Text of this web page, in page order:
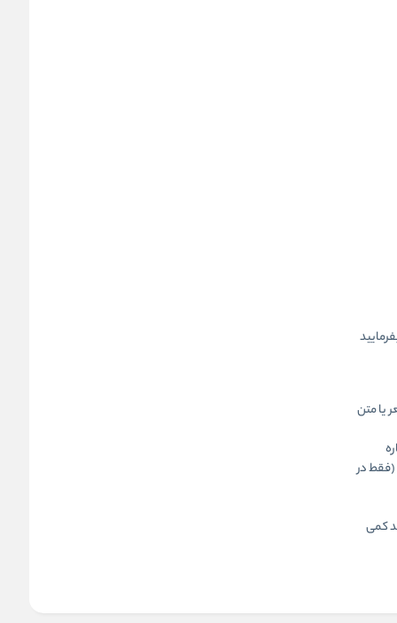
یا متن
(فقط در
و بیشتر رایگان است. اما برای کمتر از 50جلد کمی